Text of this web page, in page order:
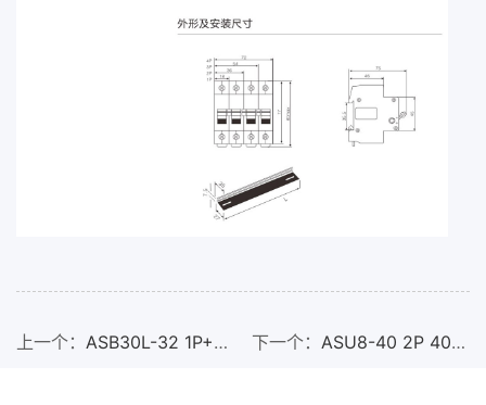
上一个： ASB30L-32 1P+N 下一个：ASU8-40 2P 40A